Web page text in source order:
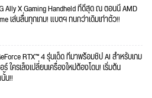
Ally X Gaming Handheld ที่ดีสุด ณ ตอนนี้ AMD
เล่นลื่นทุกเกม! แบตฯ ทนกว่าเดิมเท่าตัว!!
RTX™ 4 รุ่นเด็ด ที่มาพร้อมชิป AI สำหรับเกม
ร์ ใครเล็งเปลี่ยนเครื่องใหม่ต้องโดน! เริ่มต้น
น!!